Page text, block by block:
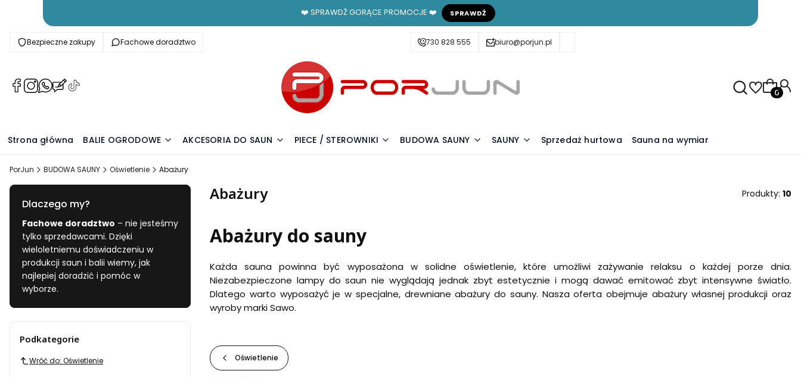
❤️ SPRAWDŹ GORĄCE PROMOCJE ❤️ SPRAWDŹ
Bezpieczne zakupy Fachowe doradztwo 730 828 555 biuro@porjun.pl
(Otwiera
karcie)
(Otwiera
karcie)
(Otwiera
karcie)
(Otwiera
karcie)karcie)
Strona główna BALIE OGRODOWE AKCESORIA DO SAUN PIECE / STEROWNIKI BUDOWA SAUNY SAUNY Sprzedaż hurtowa Sauna na wymiar
PorJun BUDOWA SAUNY Oświetlenie Abażury
Dlaczego my?
Fachowe doradztwo – nie jesteśmy
tylko sprzedawcami. Dzięki
wieloletniemu doświadczeniu w
produkcji saun i balii wiemy, jak
najlepiej doradzić i pomóc w
wyborze.
Podkategorie
Wróć do: Oświetlenie
Abażury Produkty: 10
Abażury do sauny
Każda sauna powinna być wyposażona w solidne oświetlenie, które umożliwi zażywanie relaksu o każdej porze dnia.
Niezabezpieczone lampy do saun nie wyglądają jednak zbyt estetycznie i mogą dawać emitować zbyt intensywne światło.
Dlatego warto wyposażyć je w specjalne, drewniane abażury do sauny. Nasza oferta obejmuje abażury własnej produkcji oraz
wyroby marki Sawo.
Oświetlenie